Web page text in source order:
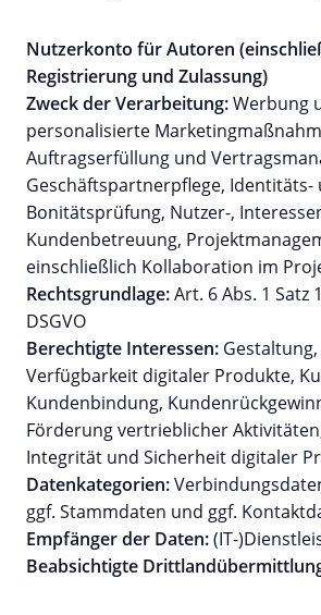
Nutzerkonto für Autoren
Registrierung und Zulassung)
Zweck der Verarbeitung:Werbung
personalisierte
Auftragserfüllung und
Geschäftspartnerpflege,
Bonitätsprüfung, Nutzer-,
Kundenbetreuung,
einschließlich Kollaboration im
Rechtsgrundlage:Art. 6 Abs. 1 Satz
DSGVO
Berechtigte Interessen:
Verfügbarkeit digitaler Produkte,
Kundenbindung,
Förderung vertrieblicher
Integrität und Sicherheit digitaler
Datenkategorien:
ggf. Stammdaten und ggf.
Empfänger der Daten:(IT-
Beabsichtigte